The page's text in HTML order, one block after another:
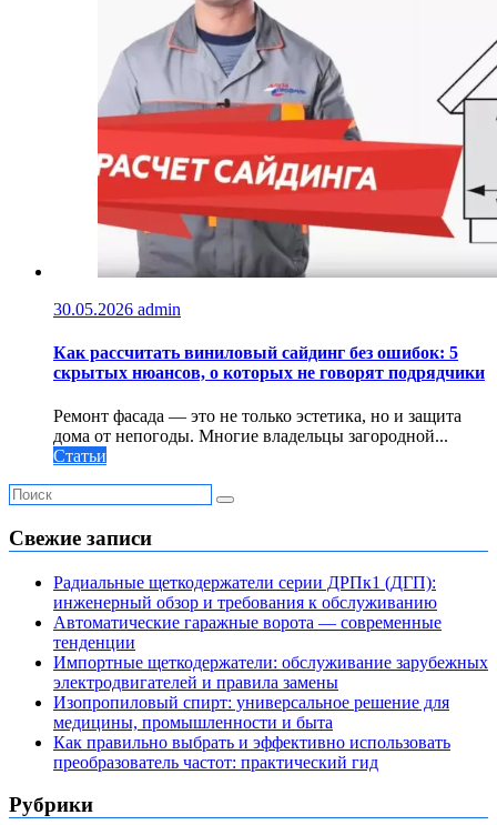
30.05.2026 admin
Как рассчитать виниловый сайдинг без ошибок: 5
скрытых нюансов, о которых не говорят подрядчики
Ремонт фасада — это не только эстетика, но и защита
дома от непогоды. Многие владельцы загородной...
Статьи
Свежие записи
Радиальные щеткодержатели серии ДРПк1 (ДГП):
инженерный обзор и требования к обслуживанию
Автоматические гаражные ворота — современные
тенденции
Импортные щеткодержатели: обслуживание зарубежных
электродвигателей и правила замены
Изопропиловый спирт: универсальное решение для
медицины, промышленности и быта
Как правильно выбрать и эффективно использовать
преобразователь частот: практический гид
Рубрики